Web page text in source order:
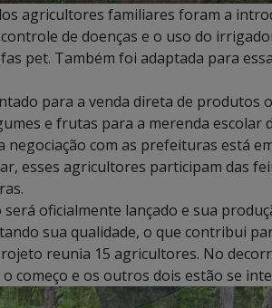
agricultores familiares foram a
de doenças e o uso do
pet. Também foi adaptada para
para a venda direta de produtos
e frutas para a merenda escolar
negociação com as prefeituras está
esses agricultores participam das
oficialmente lançado e sua
sua qualidade, o que contribui
reunia 15 agricultores. No
começo e os outros dois estão se